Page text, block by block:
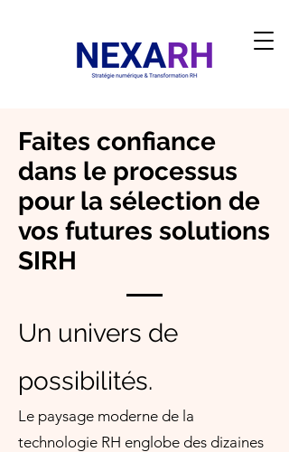
Faites confiance
dans le processus
pour la sélection de
vos futures solutions
SIRH​
Un univers de
possibilités.
Le paysage moderne de la
technologie RH englobe des dizaines